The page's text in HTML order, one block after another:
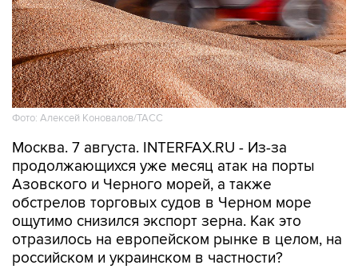
Фото: Алексей Коновалов/ТАСС
Москва. 7 августа. INTERFAX.RU - Из-за
продолжающихся уже месяц атак на порты
Азовского и Черного морей, а также
обстрелов торговых судов в Черном море
ощутимо снизился экспорт зерна. Как это
отразилось на европейском рынке в целом, на
российском и украинском в частности?